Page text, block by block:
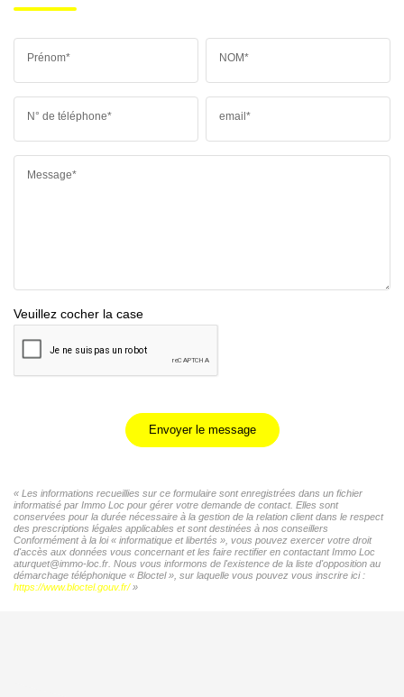
Prénom* NOM*
N° de téléphone* email*
Message*
Veuillez cocher la case
Envoyer le message
« Les informations recueillies sur ce formulaire sont enregistrées dans un fichier
informatisé par Immo Loc pour gérer votre demande de contact. Elles sont
conservées pour la durée nécessaire à la gestion de la relation client dans le respect
des prescriptions légales applicables et sont destinées à nos conseillers
Conformément à la loi « informatique et libertés », vous pouvez exercer votre droit
d'accès aux données vous concernant et les faire rectifier en contactant Immo Loc
aturquet@immo-loc.fr. Nous vous informons de l'existence de la liste d'opposition au
démarchage téléphonique « Bloctel », sur laquelle vous pouvez vous inscrire ici :
https://www.bloctel.gouv.fr/»